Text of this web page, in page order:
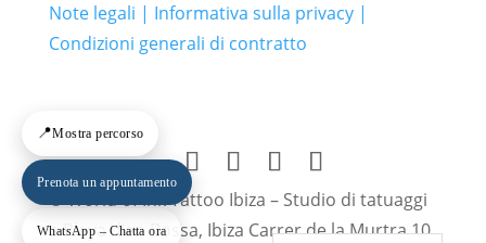
Note legali | Informativa sulla privacy |
Condizioni generali di contratto
© World of Ink Tattoo Ibiza – Studio di tatuaggi
a Playa d’en Bossa, Ibiza Carrer de la Murtra 10,
WhatsApp – Chatta ora
Prenota un appuntamento
📍Mostra percorso